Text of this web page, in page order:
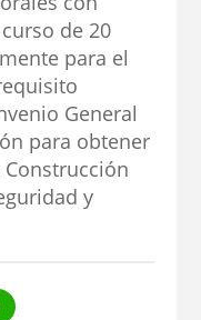
de 20
para el
General
para obtener
y